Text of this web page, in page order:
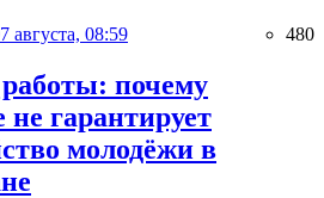
августа, 08:59 480
почему
не гарантирует
молодёжи в